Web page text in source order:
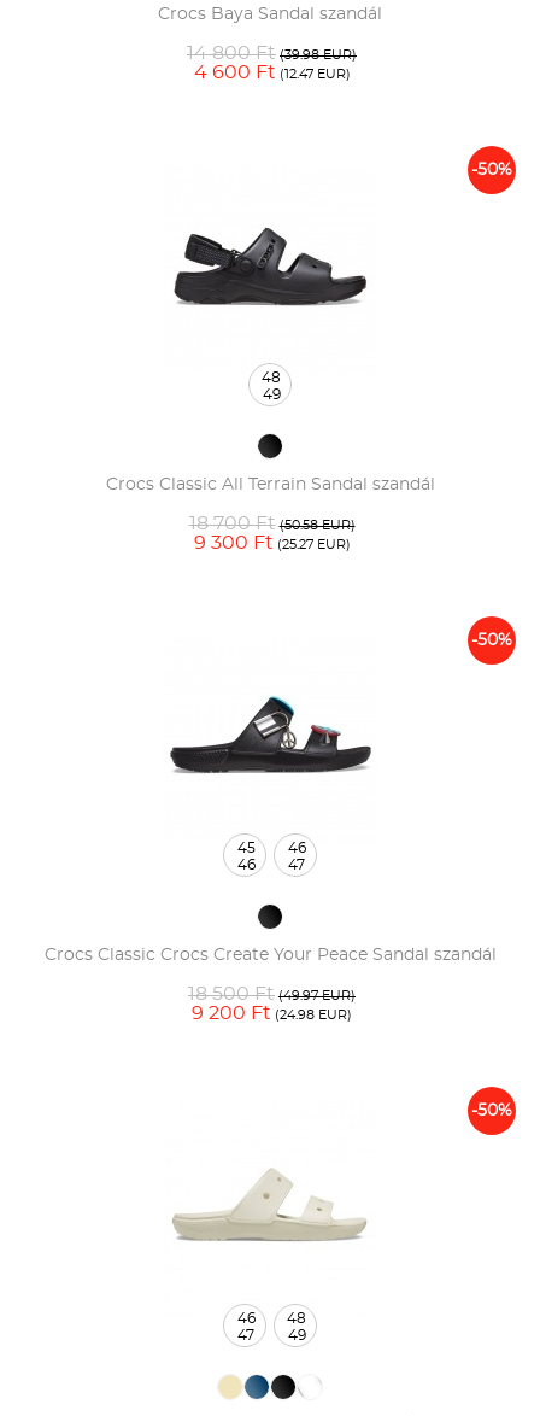
Crocs Baya Sandal szandál
14 800 Ft (39.98 EUR)
4 600 Ft (12.47 EUR)
-50%
Crocs Classic All Terrain Sandal szandál
18 700 Ft (50.58 EUR)
9 300 Ft (25.27 EUR)
48
49
-50%
Crocs Classic Crocs Create Your Peace Sandal szandál
18 500 Ft (49.97 EUR)
9 200 Ft (24.98 EUR)
45
46
46
47
-50%
46
47
48
49